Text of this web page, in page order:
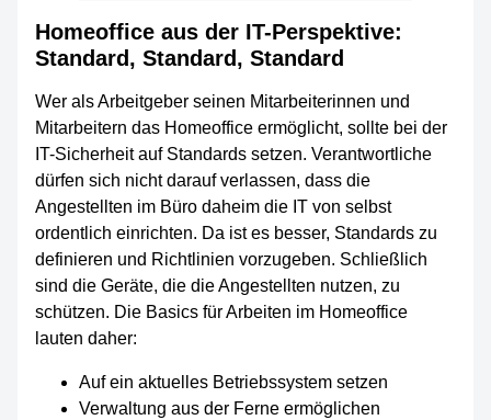
Homeoffice aus der IT-Perspektive:
Standard, Standard, Standard
Wer als Arbeitgeber seinen Mitarbeiterinnen und
Mitarbeitern das Homeoffice ermöglicht, sollte bei der
IT-Sicherheit auf Standards setzen. Verantwortliche
dürfen sich nicht darauf verlassen, dass die
Angestellten im Büro daheim die IT von selbst
ordentlich einrichten. Da ist es besser, Standards zu
definieren und Richtlinien vorzugeben. Schließlich
sind die Geräte, die die Angestellten nutzen, zu
schützen. Die Basics für Arbeiten im Homeoffice
lauten daher:
Auf ein aktuelles Betriebssystem setzen
Verwaltung aus der Ferne ermöglichen